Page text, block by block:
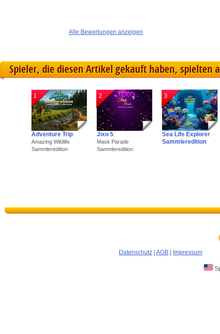
Alle Bewertungen anzeigen
Spieler, die diesen Artikel gekauft haben, spielten
1
Adventure Trip:
Amazing Wildlife
Sammleredition
2
Jixo 5:
Mask Parade
Sammleredition
3
Sea Life Explorer
Sammleredition
Datenschutz AGB Impressum